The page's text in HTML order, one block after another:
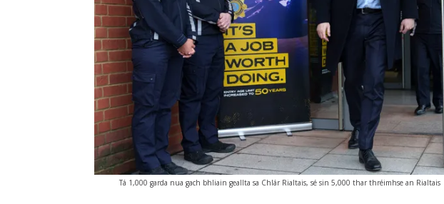
Tá 1,000 garda nua gach bhliain geallta sa Chlár Rialtais, sé sin 5,000 thar thréimhse an Rialtais